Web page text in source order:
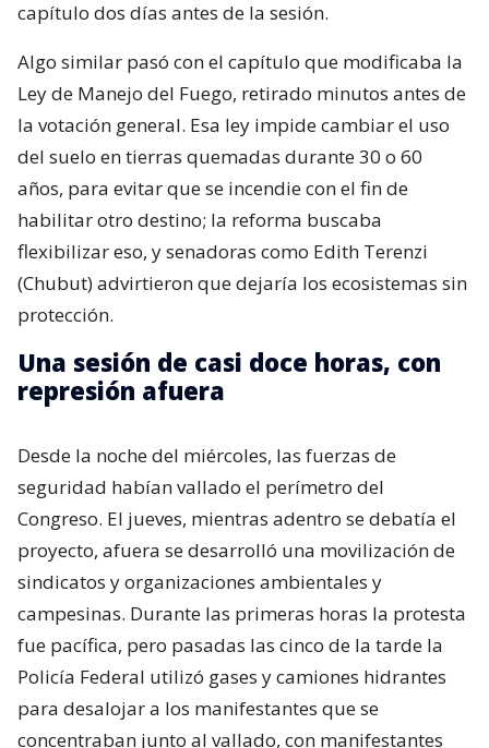
capítulo dos días antes de la sesión.
Algo similar pasó con el capítulo que modificaba la
Ley de Manejo del Fuego, retirado minutos antes de
la votación general. Esa ley impide cambiar el uso
del suelo en tierras quemadas durante 30 o 60
años, para evitar que se incendie con el fin de
habilitar otro destino; la reforma buscaba
flexibilizar eso, y senadoras como Edith Terenzi
(Chubut) advirtieron que dejaría los ecosistemas sin
protección.
Una sesión de casi doce horas, con
represión afuera
Desde la noche del miércoles, las fuerzas de
seguridad habían vallado el perímetro del
Congreso. El jueves, mientras adentro se debatía el
proyecto, afuera se desarrolló una movilización de
sindicatos y organizaciones ambientales y
campesinas. Durante las primeras horas la protesta
fue pacífica, pero pasadas las cinco de la tarde la
Policía Federal utilizó gases y camiones hidrantes
para desalojar a los manifestantes que se
concentraban junto al vallado, con manifestantes